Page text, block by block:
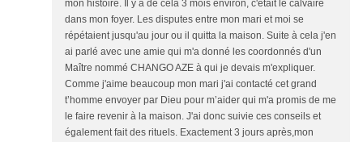
mon histoire. Il y a de cela 3 mois environ, c'était le calvaire
dans mon foyer. Les disputes entre mon mari et moi se
répétaient jusqu'au jour ou il quitta la maison. Suite à cela j'en
ai parlé avec une amie qui m'a donné les coordonnés d'un
Maître nommé CHANGO AZE à qui je devais m'expliquer.
Comme j'aime beaucoup mon mari j'ai contacté cet grand
t’homme envoyer par Dieu pour m’aider qui m'a promis de me
le faire revenir à la maison. J'ai donc suivie ces conseils et
également fait des rituels. Exactement 3 jours après,mon